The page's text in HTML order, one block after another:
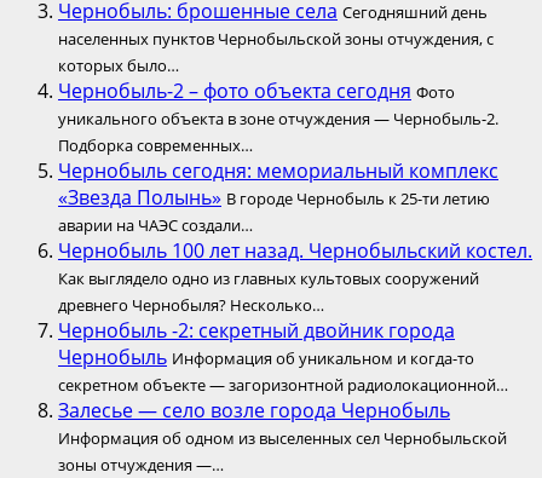
Чернобыль: брошенные села Сегодняшний день
населенных пунктов Чернобыльской зоны отчуждения, с
которых было…
Чернобыль-2 – фото объекта сегодня Фото
уникального объекта в зоне отчуждения — Чернобыль-2.
Подборка современных…
Чернобыль сегодня: мемориальный комплекс
«Звезда Полынь» В городе Чернобыль к 25-ти летию
аварии на ЧАЭС создали…
Чернобыль 100 лет назад. Чернобыльский костел.
Как выглядело одно из главных культовых сооружений
древнего Чернобыля? Несколько…
Чернобыль -2: секретный двойник города
Чернобыль Информация об уникальном и когда-то
секретном объекте — загоризонтной радиолокационной…
Залесье — село возле города Чернобыль
Информация об одном из выселенных сел Чернобыльской
зоны отчуждения —…